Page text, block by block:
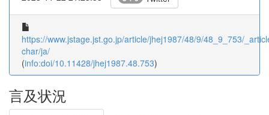
https://www.jstage.jst.go.jp/article/jhej1987/48/9/48_9_753/
char/ja/
(info:doi/10.11428/jhej1987.48.753)
言及状況